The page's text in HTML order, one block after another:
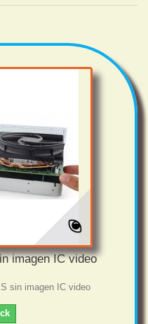
imagen IC video
sin imagen IC video